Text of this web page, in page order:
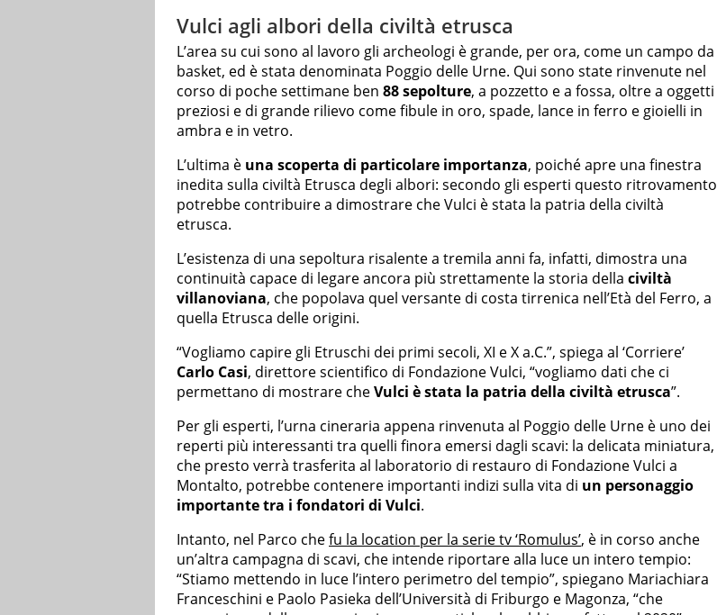
Vulci agli albori della civiltà etrusca
L’area su cui sono al lavoro gli archeologi è grande, per ora, come un campo da
basket, ed è stata denominata Poggio delle Urne. Qui sono state rinvenute nel
corso di poche settimane ben 88 sepolture, a pozzetto e a fossa, oltre a oggetti
preziosi e di grande rilievo come fibule in oro, spade, lance in ferro e gioielli in
ambra e in vetro.
L’ultima è una scoperta di particolare importanza, poiché apre una finestra
inedita sulla civiltà Etrusca degli albori: secondo gli esperti questo ritrovamento
potrebbe contribuire a dimostrare che Vulci è stata la patria della civiltà
etrusca.
L’esistenza di una sepoltura risalente a tremila anni fa, infatti, dimostra una
continuità capace di legare ancora più strettamente la storia della civiltà
villanoviana, che popolava quel versante di costa tirrenica nell’Età del Ferro, a
quella Etrusca delle origini.
“Vogliamo capire gli Etruschi dei primi secoli, XI e X a.C.”, spiega al ‘Corriere’
Carlo Casi, direttore scientifico di Fondazione Vulci, “vogliamo dati che ci
permettano di mostrare cheVulci è stata la patria della civiltà etrusca”.
Per gli esperti, l’urna cineraria appena rinvenuta al Poggio delle Urne è uno dei
reperti più interessanti tra quelli finora emersi dagli scavi: la delicata miniatura,
che presto verrà trasferita al laboratorio di restauro di Fondazione Vulci a
Montalto, potrebbe contenere importanti indizi sulla vita di un personaggio
importante tra i fondatori di Vulci.
Intanto, nel Parco chefu la location per la serie tv ‘Romulus’, è in corso anche
un’altra campagna di scavi, che intende riportare alla luce un intero tempio:
“Stiamo mettendo in luce l’intero perimetro del tempio”, spiegano Mariachiara
Franceschini e Paolo Pasieka dell’Università di Friburgo e Magonza, “che